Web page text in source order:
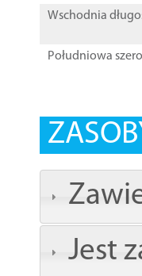
Wschodnia
Południowa
Jest